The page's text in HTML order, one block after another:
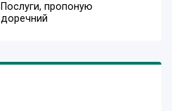
Послуги, пропоную
доречний